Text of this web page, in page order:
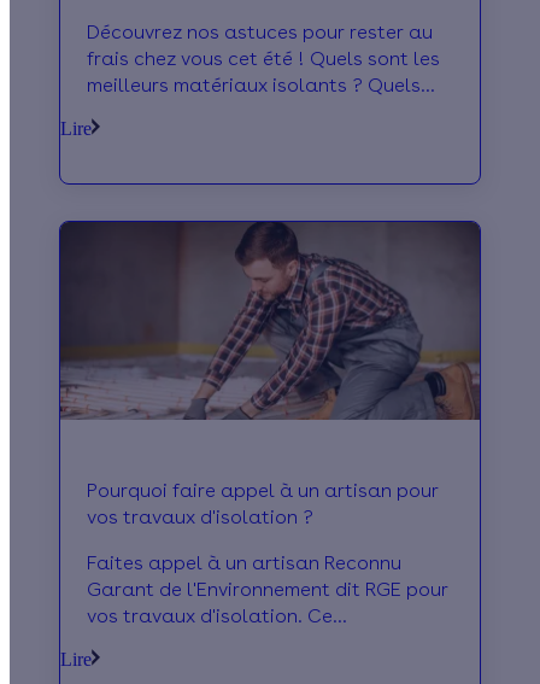
Découvrez nos astuces pour rester au
frais chez vous cet été ! Quels sont les
meilleurs matériaux isolants ? Quels
Comment un mur végétalisé peut-il vous
que le bioclimatisme ? Cet été, soyez
paré contre la canicule !
Lire
Pourquoi faire appel à un artisan pour
vos travaux d'isolation ?
Faites appel à un artisan Reconnu
Garant de l'Environnement dit RGE pour
vos travaux d'isolation. Ce
conseillera dans le type de travaux et
Lire